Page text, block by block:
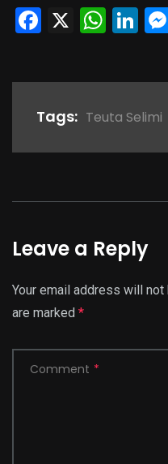
Facebook
X
Tags: Teuta Selimi
Leave a Reply
Your email address will not
are marked *
Comment *